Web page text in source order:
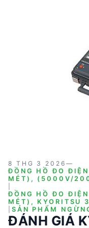
8 THG 3 2026 —
ĐỒNG HỒ ĐO
MÉT), (5000V/
ĐỒNG HỒ ĐO
MÉT),
SẢN PHẨM
ĐÁNH GIÁ